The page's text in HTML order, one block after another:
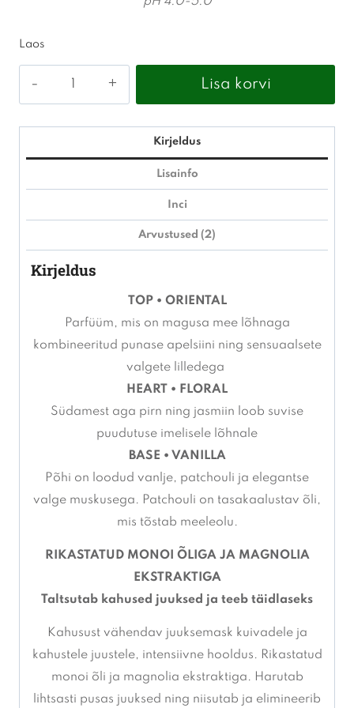
Laos
200ml
Lisa korvi
Kirjeldus
Lisainfo
Inci
Arvustused (2)
Kirjeldus
TOP • ORIENTAL
Parfüüm, mis on magusa mee lõhnaga
kombineeritud punase apelsiini ning sensuaalsete
valgete lilledega
HEART • FLORAL
Südamest aga pirn ning jasmiin loob suvise
puudutuse imelisele lõhnale
BASE • VANILLA
Põhi on loodud vanlje, patchouli ja elegantse
valge muskusega. Patchouli on tasakaalustav õli,
mis tõstab meeleolu.
RIKASTATUD MONOI ÕLIGA JA MAGNOLIA
EKSTRAKTIGA
Taltsutab kahused juuksed ja teeb täidlaseks
Kahusust vähendav juuksemask kuivadele ja
kahustele juustele, intensiivne hooldus. Rikastatud
monoi õli ja magnolia ekstraktiga. Harutab
lihtsasti pusas juuksed ning niisutab ja elimineerib